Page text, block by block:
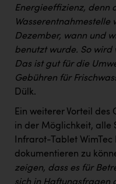
kontakt
Energieeffizienz, denn
Wasserentnahmestelle
Dezember, wann und
benutzt wurde. So wird
Das ist gut für die
Gebühren für
Dülk.
Ein weiterer Vorteil des
in der Möglichkeit, alle
Infrarot-Tablet WimTec
dokumentieren zu
zeigen, dass es für